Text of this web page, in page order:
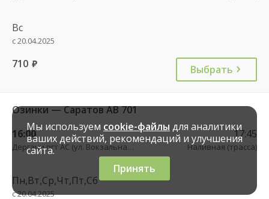
Вс
с 20.04.2025
710 руб. Выбрать
Озинки — Саратов АВ 701
16:00
Дергачи пгт АС (ул. Вокзальная, 5А)
17:45
Наливная (трасса)
Пн,Вт,Ср,Чт,Пт,Сб
с 20.04.2025
Мы используем cookie-файлы для аналитики
ваших действий, рекомендаций и улучшения
сайта.
Принять